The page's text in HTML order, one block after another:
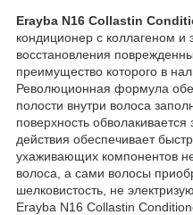
Erayba N16 Collastin
кондиционер с коллагеном и
восстановления
преимущество которого в
Революционная формула
полости внутри волоса
поверхность
действия обеспечивает
ухаживающих компонентов
волоса, а сами волосы
шелковистость, не
Erayba N16 Collastin